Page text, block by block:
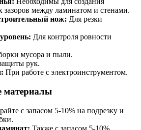
зазоров между ламинатом и стенами.
нож: Для резки
Для контроля ровности
мусора и пыли.
рук.
При работе с электроинструментом.
материалы
с запасом 5-10% на подрезку и
Также с запасом 5-10%.